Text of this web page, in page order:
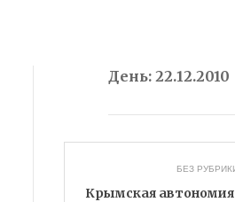
День:22.12.2010
БЕЗ
Крымская автономия